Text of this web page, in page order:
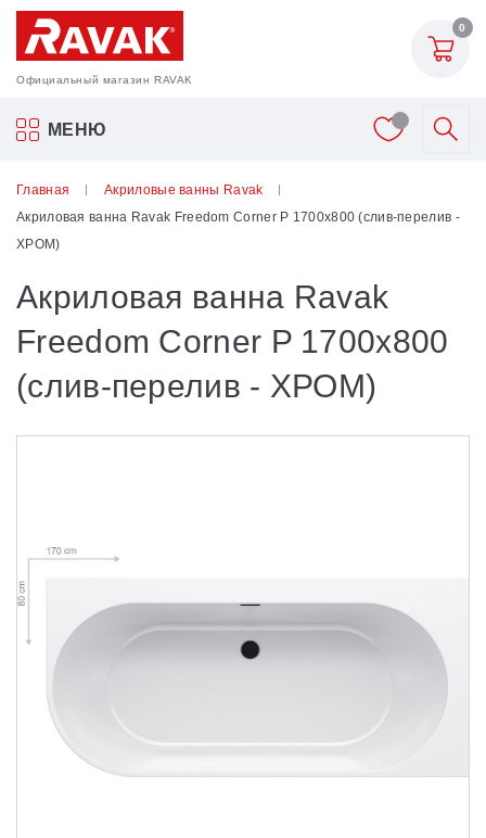
Официальный магазин RAVAK
0
МЕНЮ
Акриловые ванны Ravak
Мебель для ванной
Аксессуары
Унитазы и биде
Сиденья OVO для душевых уголков
Гидромассаж для ванны
Главная
Акриловые ванны Ravak
Акриловая ванна Ravak Freedom Corner P 1700x800 (слив-перелив -
ХРОМ)
Акриловая ванна Ravak
Freedom Corner P 1700x800
(слив-перелив - ХРОМ)